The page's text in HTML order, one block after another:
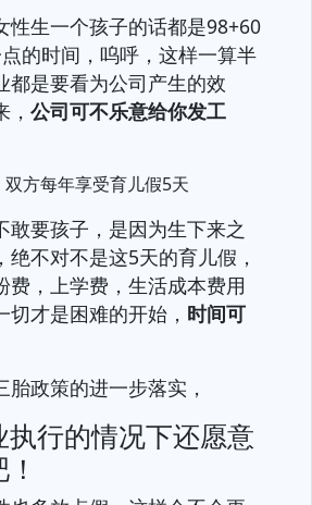
性生一个孩子的话都是98+60
的时间，呜呼，这样一算半
都是要看为公司产生的效
公司可不乐意给你发工
方每年享受育儿假5天
敢要孩子，是因为生下来之
绝不对不是这5天的育儿假，
费，上学费，生活成本费用
切才是困难的开始， 时间可
胎政策的进一步落实，
行的情况下还愿意